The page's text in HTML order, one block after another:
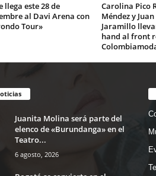
llega este 28 de
al Davi Arena con
Tour»
Carolina Pico
Méndez y
Jaramillo
hand al front
Juanita Molina será parte del
elenco de «Burundanga» en el
Teatro...
6 agosto, 2026